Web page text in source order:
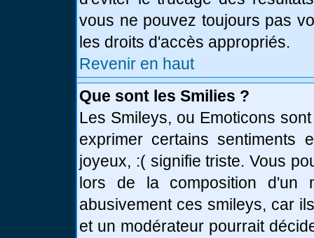
vous ne pouvez toujours pas
les droits d'accès appropriés.
Revenir en haut
Que sont les Smilies ?
Les Smileys, ou Emoticons
exprimer certains sentiments
joyeux, :( signifie triste. Vous
lors de la composition d'un
abusivement ces smileys, car
et un modérateur pourrait